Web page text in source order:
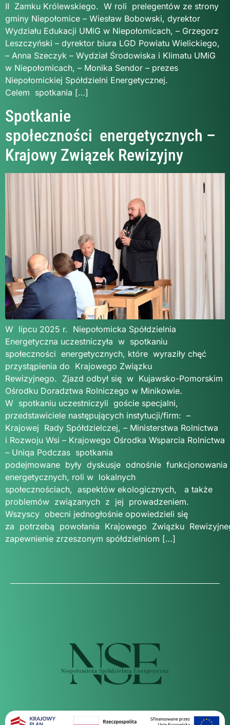
II Zamku Królewskiego. W roli prelegentów ze strony
gminy Niepołomice – Wiesław Bobowski, dyrektor
Wydziału Edukacji UMiG w Niepołomicach, – Grzegorz
Leszczyński – dyrektor biura LGD Powiatu Wielickiego,
– Anna Szeczyk – Wydział Środowiska i Klimatu UMiG
w Niepołomicach, – Monika Sendor – prezes
Niepołomickiej Spółdzielni Energetycznej.
Celem spotkania […]
Spotkanie
społeczności energetycznych –
Krajowy Związek Rewizyjny
W lipcu 2025 r. Niepołomicka Spółdzielnia
Energetyczna uczestniczyła w spotkaniu
społeczności energetycznych, które wyraziły chęć
przystąpienia do Krajowego Związku
Rewizyjnego. Zjazd odbył się w Kujawsko-Pomorskim
Ośrodku Doradztwa Rolniczego w Minikowie.
W spotkaniu uczestniczyli goście specjalni,
przedstawiciele następujących instytucji/firm: –
Krajowej Rady Spółdzielczej, – Ministerstwa Rolnictwa
i Rozwoju Wsi – Krajowego Ośrodka Wsparcia Rolnictwa
– Uniqa Podczas spotkania
podejmowane były dyskusje odnośnie funkcjonowania
energetycznych, roli w lokalnych
społecznościach, aspektów ekologicznych, a także
problemów związanych z jej prowadzeniem.
Wszyscy obecni jednogłośnie opowiedzieli się
za potrzebą powołania Krajowego Związku
zapewnienie zrzeszonym spółdzielniom […]